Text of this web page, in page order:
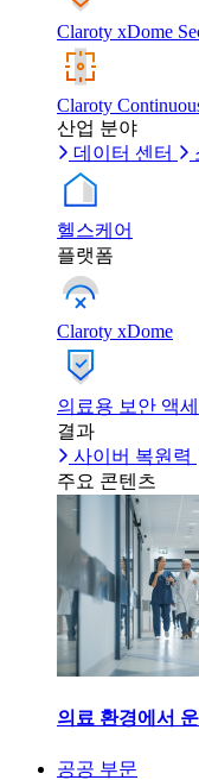
Claroty xDome
Claroty
산업 분야
데이터 센터
헬스케어
플랫폼
Claroty xDome
의료용 보안 액
결과
사이버 복원력
주요 콘텐츠
의료 환경에서
공공 부문